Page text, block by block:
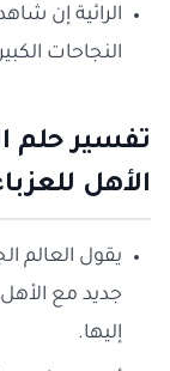
الرائية إن
النجاحات
تفسير حلم
الأهل
يقول العالم
جديد مع الأهل
إليها.